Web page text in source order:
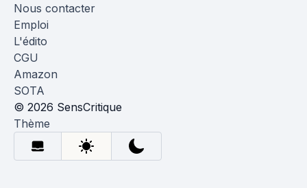
Nous contacter
Emploi
L'édito
CGU
Amazon
SOTA
© 2026 SensCritique
Thème